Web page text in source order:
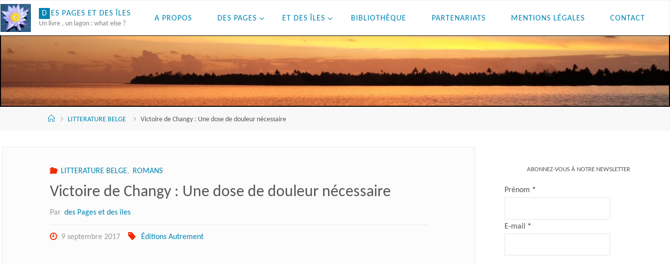
Skip
to
content
D ES PAGES ET DES LES
Un livre , un lagon : what else ?
A PROPOS DES PAGES ET DES ÎLES BIBLIOTHÈQUE PARTENARIATS MENTIONS LÉGALES CONTACT
AccueilLITTERATURE BELGE Victoire de Changy : Une dose de douleur nécessaire
LITTERATURE BELGE, ROMANS
Victoire de Changy : Une dose de douleur nécessaire
Par des Pages et des îles
9 septembre 2017 Éditions Autrement
ABONNEZ-VOUS À NOTRE NEWSLETTER
Prénom *
E-mail *